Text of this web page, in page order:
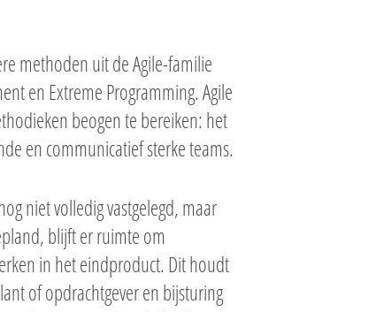
methoden uit de Agile-familie
en Extreme Programming. Agile
beogen te bereiken: het
en communicatief sterke teams.
niet volledig vastgelegd, maar
blijft er ruimte om
in het eindproduct. Dit houdt
of opdrachtgever en bijsturing